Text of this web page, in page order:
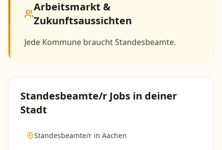
Arbeitsmarkt &
Zukunftsaussichten
Jede Kommune braucht Standesbeamte.
Standesbeamte/r Jobs in deiner
Stadt
Standesbeamte/r in Aachen